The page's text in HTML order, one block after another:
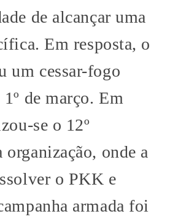
de alcançar uma
Em resposta, o
um cessar-fogo
de março. Em
se o 12º
organização, onde a
o PKK e
armada foi